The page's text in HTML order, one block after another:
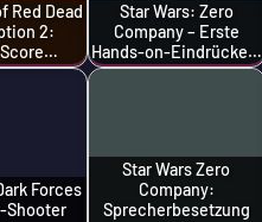
Red Dead
2:
Star Wars: Zero
Company – Erste
Hands-on-Eindrücke…
Forces
Shooter
Star Wars Zero
Company:
Sprecherbesetzung